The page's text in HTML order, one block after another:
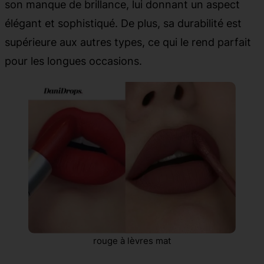
son manque de brillance, lui donnant un aspect
élégant et sophistiqué. De plus, sa durabilité est
supérieure aux autres types, ce qui le rend parfait
pour les longues occasions.
rouge à lèvres mat